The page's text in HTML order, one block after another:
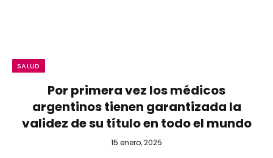
SALUD
Por primera vez los médicos
argentinos tienen garantizada la
validez de su título en todo el mundo
15 enero, 2025